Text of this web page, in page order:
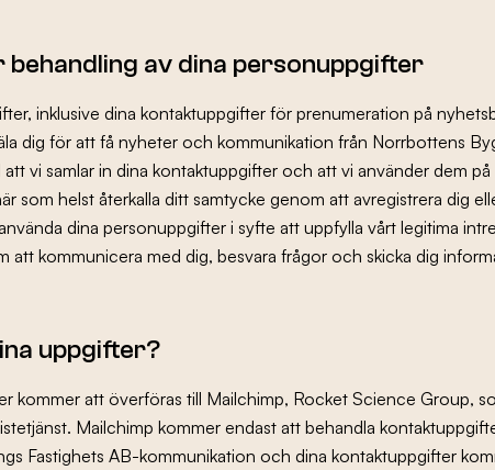
av dina personuppgifter
inklusive dina kontaktuppgifter för prenumeration på
dig för att få nyheter och kommunikation från Norrbottens
vi samlar in dina kontaktuppgifter och att vi använder dem
som helst återkalla ditt samtycke genom att avregistrera dig
dina personuppgifter i syfte att uppfylla vårt legitima
att kommunicera med dig, besvara frågor och skicka dig
uppgifter?
kommer att överföras till Mailchimp, Rocket Science Group,
Mailchimp kommer endast att behandla
Fastighets AB-kommunikation och dina kontaktuppgifter